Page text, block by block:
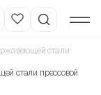
стали
стали прессовой